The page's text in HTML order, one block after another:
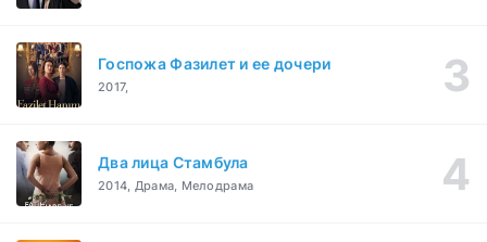
Госпожа Фазилет и ее дочери
2017,
Два лица Стамбула
2014, Драма, Мелодрама